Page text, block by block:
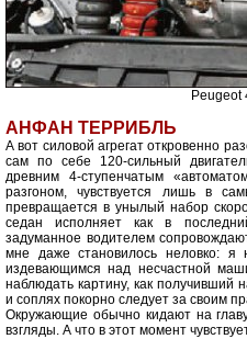
Peugeot
АНФАН ТЕРРИБЛЬ
А вот силовой агрегат откровенно
сам по себе 120-сильный
древним 4-ступенчатым
разгоном, чувствуется лишь в
превращается в унылый набор
седан исполняет как в
задуманное водителем
мне даже становилось неловко: я
издевающимся над несчастной
наблюдать картину, как получивший
и соплях покорно следует за своим
Окружающие обычно кидают на
взгляды. А что в этот момент